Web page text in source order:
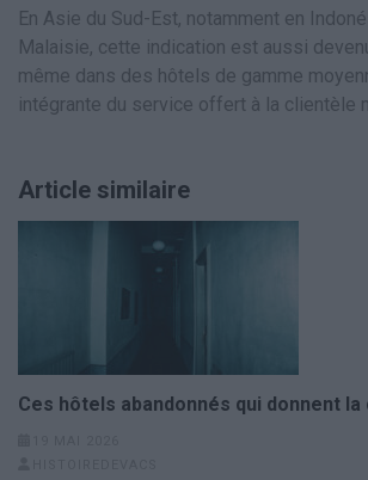
En Asie du Sud-Est, notamment en
Malaisie, cette indication est aussi
même dans des hôtels de gamme
intégrante du service offert à la clientèle
Article similaire
Ces hôtels abandonnés qui donnent la